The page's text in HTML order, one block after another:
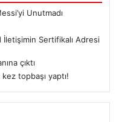
Unutmadı
Sertifikalı Adresi
çıktı
topbaşı yaptı!